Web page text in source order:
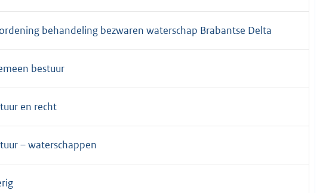
behandeling bezwaren waterschap Brabantse Delta
bestuur
en recht
– waterschappen